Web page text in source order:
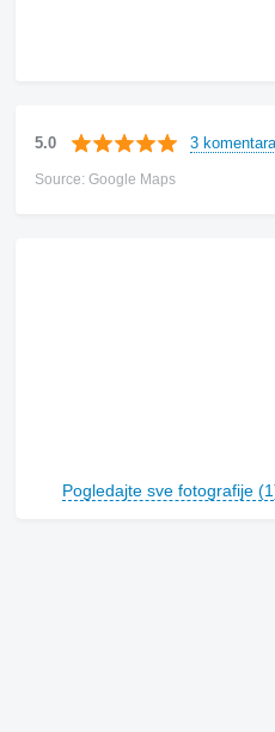
5.0 3 komentara
Source: Google Maps
Pogledajte sve fotografije